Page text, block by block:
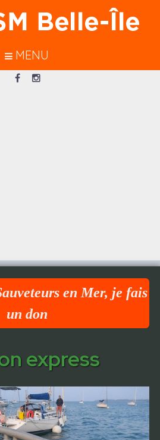
votre navigation sur
l’utilisation de
vous garantir une
navigation.
MENU
en Mer, je fais
un don
express